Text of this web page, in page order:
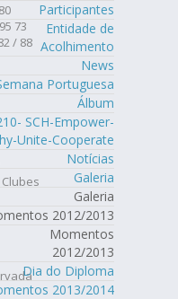
Participantes
Entidade de
Acolhimento
News
Portuguesa
Álbum
SCH-Empower-
Unite-Cooperate
Notícias
Galeria
Galeria
2012/2013
Momentos
2012/2013
Dia do Diploma
2013/2014
73
/ 88